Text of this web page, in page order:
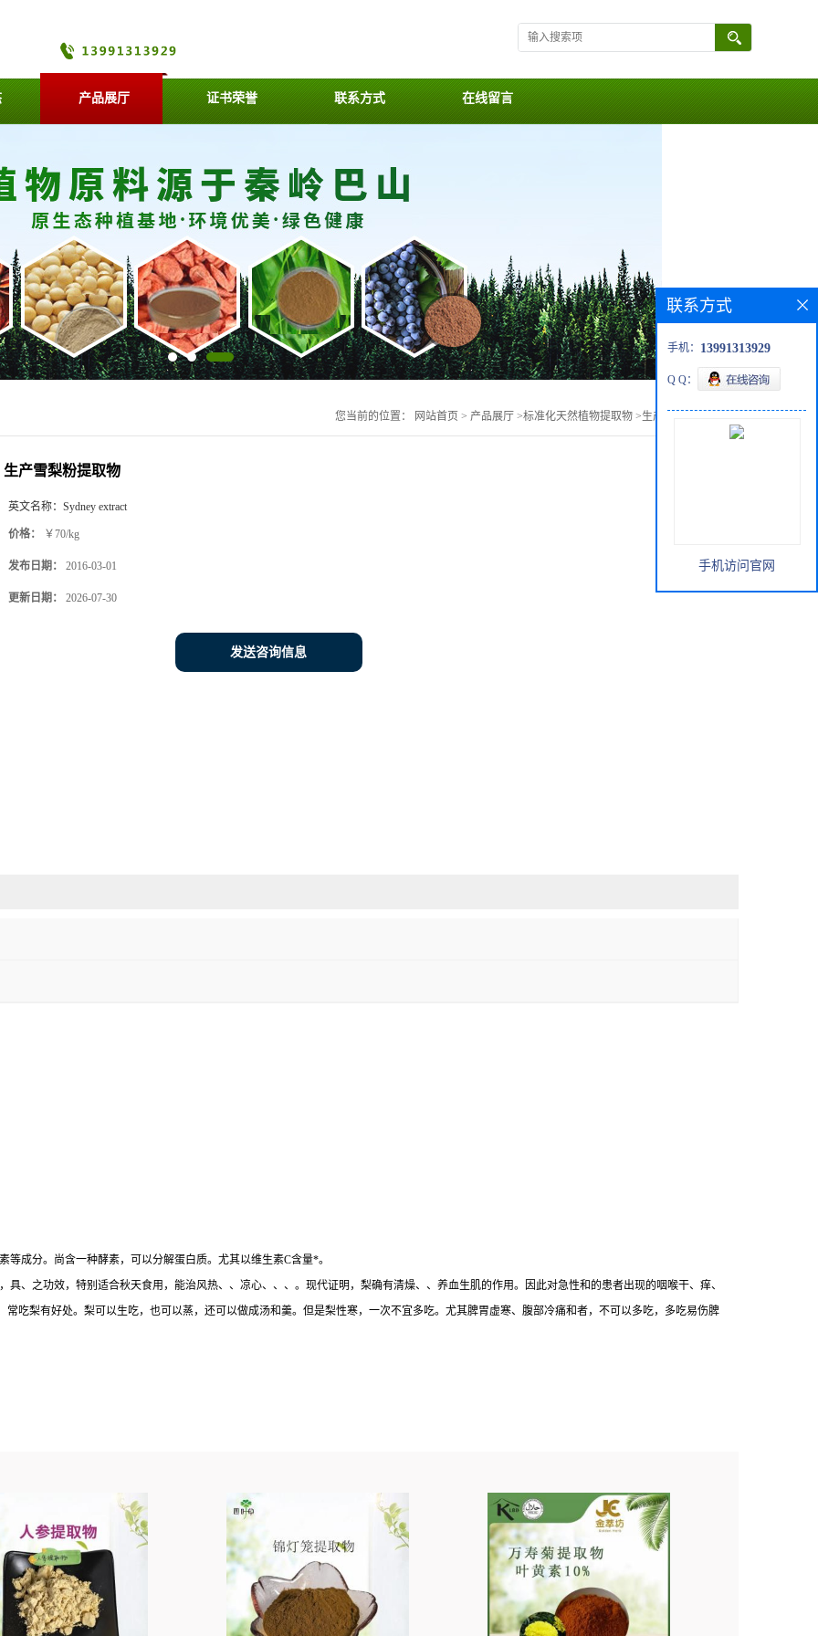
产品展厅 证书荣誉 联系方式 在线留言
您当前的位置： 网站首页 > 产品展厅 >标准化天然植物提取物 >生产雪梨粉提取物
生产雪梨粉提取物
英文名称： Sydney extract
价格： ￥70/kg
发布日期： 2016-03-01
更新日期： 2026-07-30
发送咨询信息
成分。尚含一种酵素，可以分解蛋白质。尤其以维生素C含量*。
、之功效，特别适合秋天食用，能治风热、、凉心、、、。现代证明，梨确有清燥、、养血生肌的作用。因此对急性和的患者出现的咽喉干、痒、
吃梨有好处。梨可以生吃，也可以蒸，还可以做成汤和羹。但是梨性寒，一次不宜多吃。尤其脾胃虚寒、腹部冷痛和者，不可以多吃，多吃易伤脾
联系方式
手机： 13991313929
Q Q：
手机访问官网